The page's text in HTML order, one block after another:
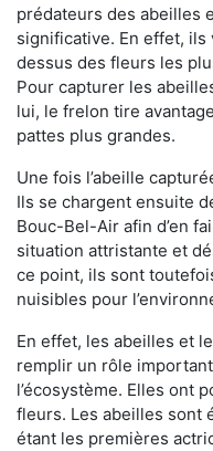
prédateurs des abeilles
significative. En effet,
dessus des fleurs les
Pour capturer les
lui, le frelon tire
pattes plus grandes.
Une fois l’abeille
Ils se chargent ensuite
Bouc-Bel-Air afin d’en
situation attristante et
ce point, ils sont
nuisibles pour
En effet, les abeilles et
remplir un rôle
l’écosystème. Elles ont
fleurs. Les abeilles sont
étant les premières